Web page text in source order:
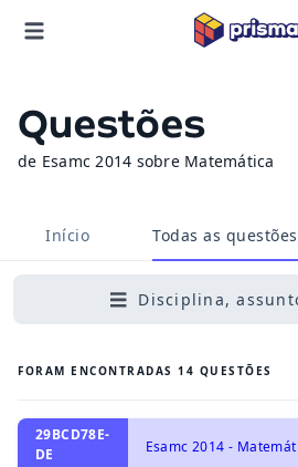
Questões
de Esamc 2014 sobre Matemática
Início Todas as questões
Disciplina,
FORAM ENCONTRADAS 14 QUESTÕES
29BCD78E-
DE